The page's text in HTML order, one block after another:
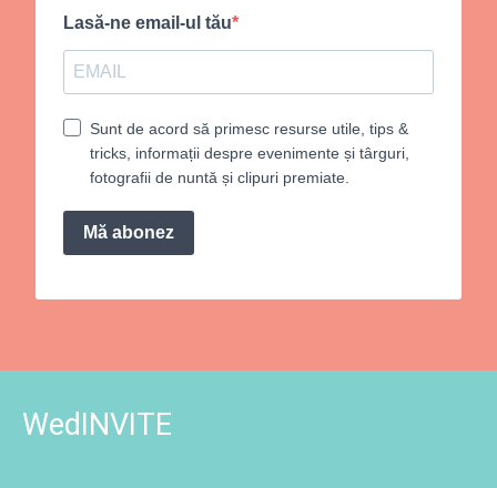
Lasă-ne email-ul tău
Sunt de acord să primesc resurse utile, tips &
tricks, informații despre evenimente și târguri,
fotografii de nuntă și clipuri premiate.
Mă abonez
WedINVITE